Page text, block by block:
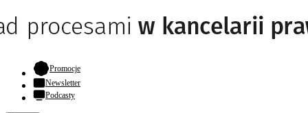
Promocje- otwiera się w nowej karcie
Newsletter
Podcasty